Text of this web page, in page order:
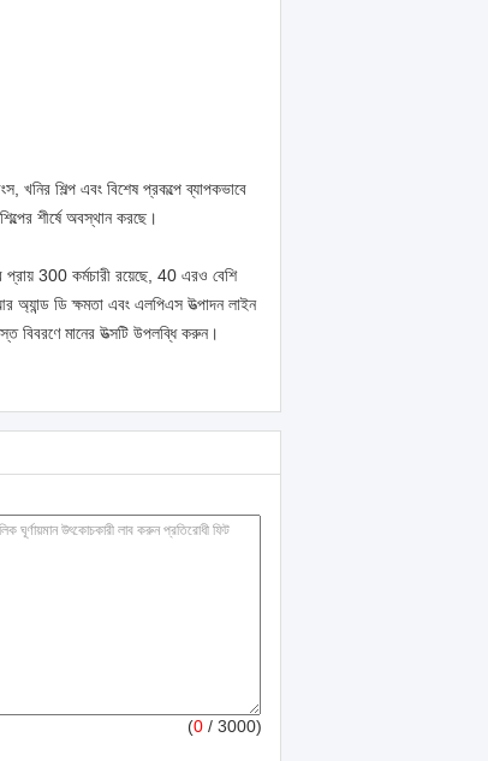
খনির শিল্প এবং বিশেষ প্রকল্পে ব্যাপকভাবে
শীর্ষে অবস্থান করছে।
300 কর্মচারী রয়েছে, 40 এরও বেশি
অ্যান্ড ডি ক্ষমতা এবং এলপিএস উত্পাদন লাইন
বিবরণে মানের উত্সটি উপলব্ধি করুন।
(0 / 3000)